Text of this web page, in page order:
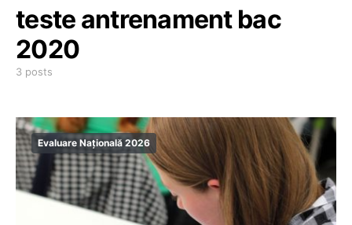
teste antrenament bac
2020
3 posts
Evaluare Națională 2026